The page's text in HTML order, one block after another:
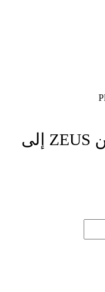
حاسبة سعر الصرف من ZEUS إلى